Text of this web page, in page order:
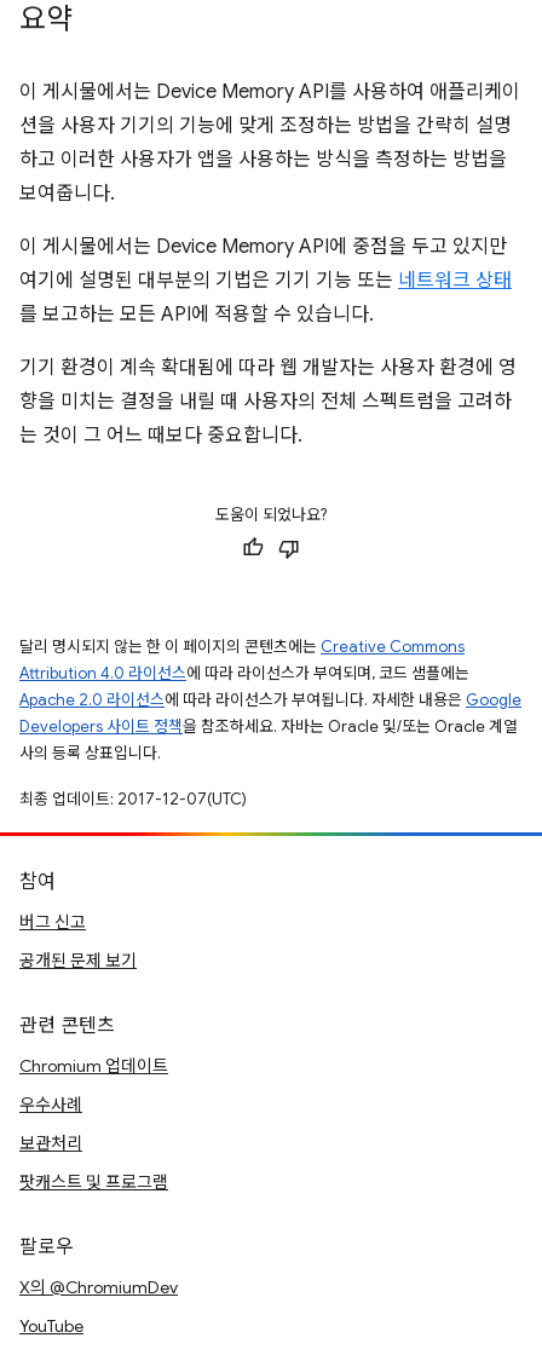
요약
이 게시물에서는 Device Memory API를 사용하여 애플리케이
션을 사용자 기기의 기능에 맞게 조정하는 방법을 간략히 설명
하고 이러한 사용자가 앱을 사용하는 방식을 측정하는 방법을
보여줍니다.
이 게시물에서는 Device Memory API에 중점을 두고 있지만
여기에 설명된 대부분의 기법은 기기 기능 또는 네트워크 상태
를 보고하는 모든 API에 적용할 수 있습니다.
기기 환경이 계속 확대됨에 따라 웹 개발자는 사용자 환경에 영
향을 미치는 결정을 내릴 때 사용자의 전체 스펙트럼을 고려하
는 것이 그 어느 때보다 중요합니다.
도움이 되었나요?
달리 명시되지 않는 한 이 페이지의 콘텐츠에는 Creative Commons
Attribution 4.0 라이선스에 따라 라이선스가 부여되며, 코드 샘플에는
Apache 2.0 라이선스에 따라 라이선스가 부여됩니다. 자세한 내용은 Google
Developers 사이트 정책을 참조하세요. 자바는 Oracle 및/또는 Oracle 계열
사의 등록 상표입니다.
최종 업데이트: 2017-12-07(UTC)
참여
버그 신고
공개된 문제 보기
관련 콘텐츠
Chromium 업데이트
우수사례
보관처리
팟캐스트 및 프로그램
팔로우
X의 @ChromiumDev
YouTube